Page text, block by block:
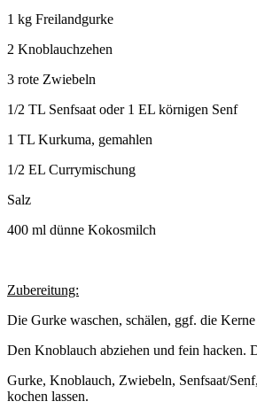
1 kg Freilandgurke
2 Knoblauchzehen
3 rote Zwiebeln
1/2 TL Senfsaat oder 1 EL körnigen Senf
1 TL Kurkuma, gemahlen
1/2 EL Currymischung
Salz
400 ml dünne Kokosmilch
Zubereitung:
Die Gurke waschen, schälen, ggf. die
Den Knoblauch abziehen und fein hacken.
Gurke, Knoblauch, Zwiebeln, Senfsaat/
kochen lassen.